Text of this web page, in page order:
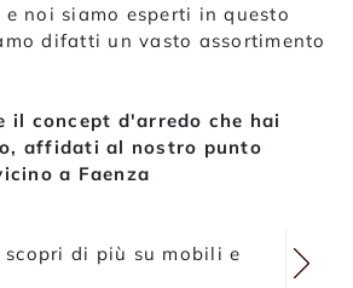
noi siamo esperti in questo
difatti un vasto assortimento
il concept d'arredo che hai
affidati al nostro punto
a Faenza
scopri di più su mobili e